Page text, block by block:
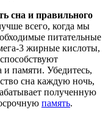
сна и правильного
всего, когда мы
питательные
3 жирные кислоты,
памяти. Убедитесь,
сна каждую ночь,
полученную
память.